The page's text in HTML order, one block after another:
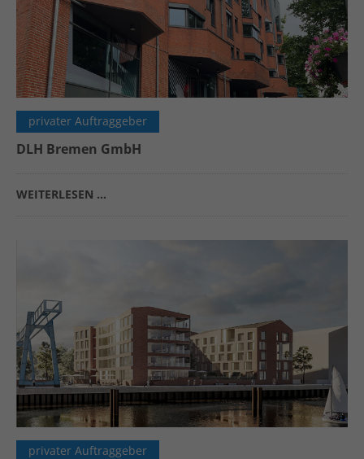
privater Auftraggeber
DLH Bremen GmbH
WEITERLESEN …
privater Auftraggeber